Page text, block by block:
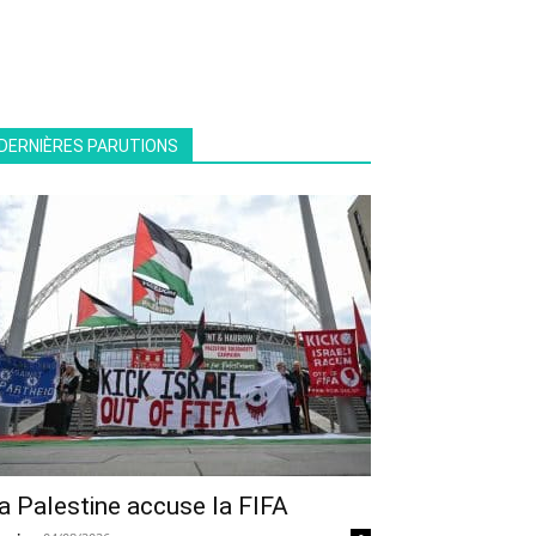
PARUTIONS
Palestine accuse la FIFA